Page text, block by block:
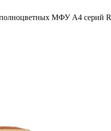
МФУ A4 серий